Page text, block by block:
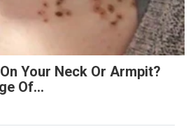
Your Neck Or Armpit?
Of...